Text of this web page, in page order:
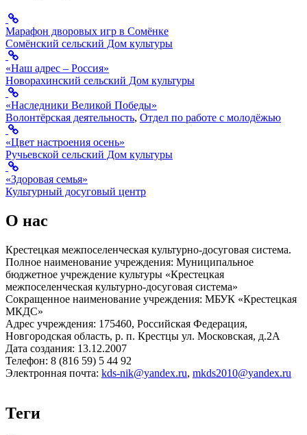
Марафон дворовых игр в Сомёнке
Сомёнский сельский Дом культуры
«Наш адрес – Россия»
Новорахинский сельский Дом культуры
«Наследники Великой Победы»
Волонтёрская деятельность, Отдел по работе с молодёжью
«Цвет настроения осень»
Ручьевской сельский Дом культуры
«Здоровая семья»
Культурный досуговый центр
О нас
Крестецкая межпоселенческая культурно-досуговая система.
Полное наименование учреждения: Муниципальное
бюджетное учреждение культуры «Крестецкая
межпоселенческая культурно-досуговая система»
Сокращенное наименование учреждения: МБУК «Крестецкая
МКДС»
Адрес учреждения: 175460, Российская Федерация,
Новгородская область, р. п. Крестцы ул. Московская, д.2А
Дата создания: 13.12.2007
Телефон: 8 (816 59) 5 44 92
Электронная почта: kds-nik@yandex.ru, mkds2010@yandex.ru
Теги